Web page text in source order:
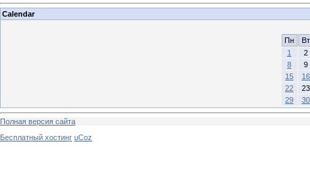
Calendar
Пн
Вт
1
2
8
9
15
16
22
23
29
30
Полная версия сайта
Бесплатный хостинг uCoz